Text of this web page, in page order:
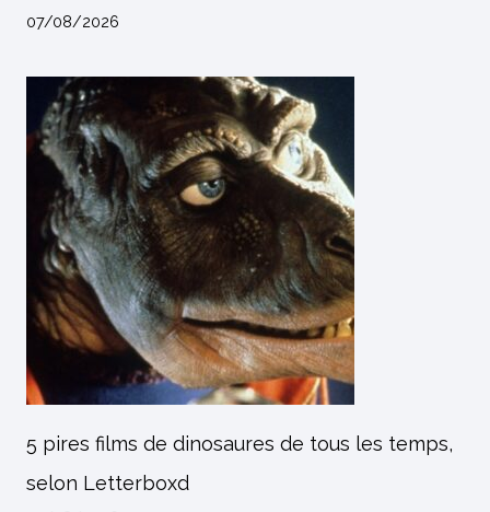
07/08/2026
5 pires films de dinosaures de tous les temps,
selon Letterboxd